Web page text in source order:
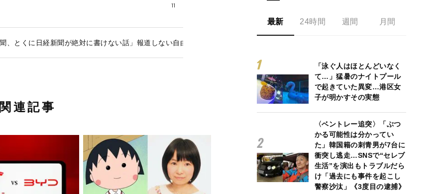
11
、とくに日経新聞が絶対に書けない話」報道しない自由を行使！日銀と大手銀が組んで「最高益」のカラクリとは
連記事
最新 24時間 週間 月間
「泳ぐ人はほとんどいなく
て…」猛暑のナイトプール
で起きていた異変…港区女
子が明かすその実態
〈ベントレー追突〉「ぶつ
かる可能性は分かってい
た」韓国籍の刺青男が7台に
衝突し逃走…SNSで“セレブ
生活”を演出もトラブルだら
け「過去にも事件を起こし
警察沙汰」《3度目の逮捕》